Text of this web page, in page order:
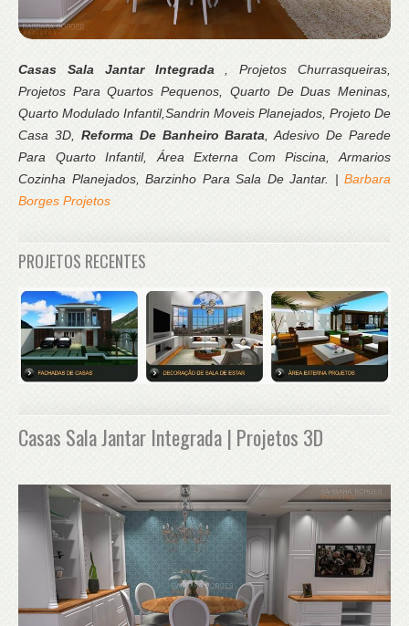
Casas Sala Jantar Integrada, Projetos Churrasqueiras,
Projetos Para Quartos Pequenos, Quarto De Duas Meninas,
Quarto Modulado Infantil,Sandrin Moveis Planejados, Projeto De
Casa 3D, Reforma De Banheiro Barata, Adesivo De Parede
Para Quarto Infantil, Área Externa Com Piscina, Armarios
Cozinha Planejados, Barzinho Para Sala De Jantar. | Barbara
Borges Projetos
PROJETOS RECENTES
Casas Sala Jantar Integrada | Projetos 3D